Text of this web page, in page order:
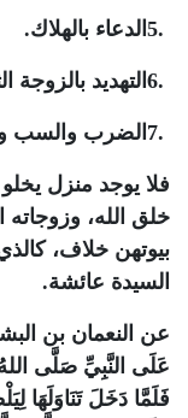
5. الدعاء بالهلاك.
6. التهديد بالزوجة
7. الضرب والسب
فلا يوجد منزل
خلق الله، وزوجاته
بيوتهن خلاف،
السيدة عائشة.
عن النعمان بن
عَلَى النَّبِيِّ صَلَّى
فَلَمَّا دَخَلَ تَنَاوَلَهَا